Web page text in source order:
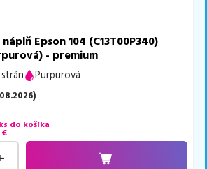
Epson 104 (C13T00P340)
- premium
Purpurová
)
do košíka
€